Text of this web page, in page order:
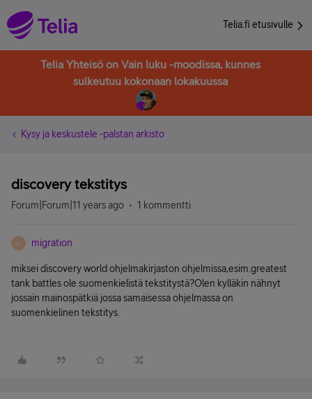
Telia.fi etusivulle
Telia Yhteisö on Vain luku -moodissa, kunnes
sulkeutuu kokonaan lokakuussa
Kysy ja keskustele -palstan arkisto
discovery tekstitys
Forum|Forum|11 years ago 1 kommentti
M migration
miksei discovery world ohjelmakirjaston ohjelmissa,esim.greatest
tank battles ole suomenkielistä tekstitystä?Olen kylläkin nähnyt
jossain mainospätkiä jossa samaisessa ohjelmassa on
suomenkielinen tekstitys.